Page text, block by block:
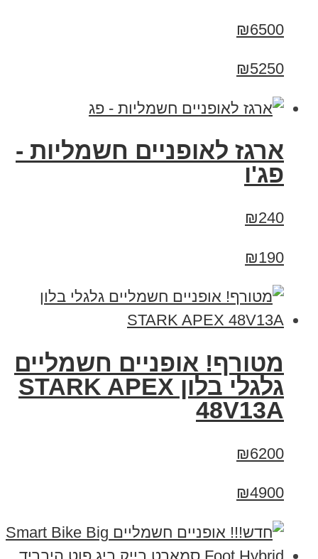
₪6500
₪5250
ארגז לאופניים חשמליות -
פג'ו
₪240
₪190
מטורף! אופניים חשמליים
גלגלי בלון STARK APEX
48V13A
₪6200
₪4900